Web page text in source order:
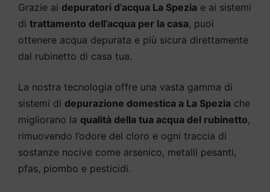
Grazie ai depuratori d’acqua La Spezia e ai sistemi
di trattamento dell’acqua per la casa, puoi
ottenere acqua depurata e più sicura direttamente
dal rubinetto di casa tua.
La nostra tecnologia offre una vasta gamma di
sistemi di depurazione domestica a La Spezia che
migliorano la qualità della tua acqua del rubinetto,
rimuovendo l’odore del cloro e ogni traccia di
sostanze nocive come arsenico, metalli pesanti,
pfas, piombo e pesticidi.